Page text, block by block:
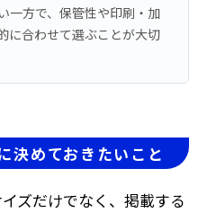
一方で、保管性や印刷・加
に合わせて選ぶことが大切
決めておきたいこと
ズだけでなく、掲載する